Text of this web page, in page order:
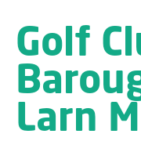
Golf
Larn